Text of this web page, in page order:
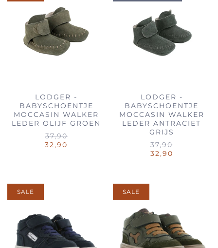
LODGER -
BABYSCHOENTJE
MOCCASIN WALKER
LEDER OLIJF GROEN
37,90
32,90
LODGER -
BABYSCHOENTJE
MOCCASIN WALKER
LEDER ANTRACIET
GRIJS
37,90
32,90
SALE SALE